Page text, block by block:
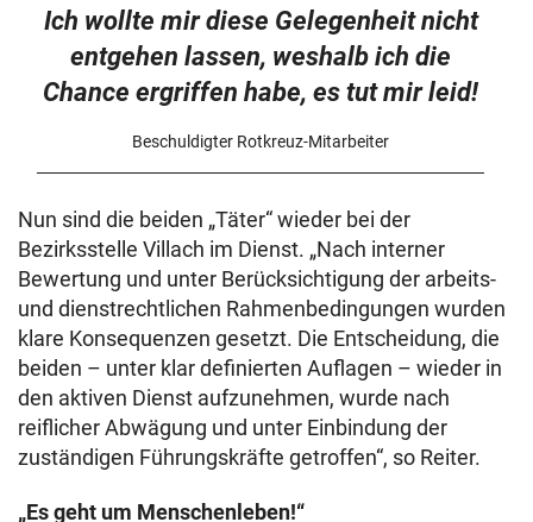
Ich wollte mir diese Gelegenheit nicht
entgehen lassen, weshalb ich die
Chance ergriffen habe, es tut mir leid!
Beschuldigter Rotkreuz-Mitarbeiter
Nun sind die beiden „Täter“ wieder bei der
Bezirksstelle Villach im Dienst. „Nach interner
Bewertung und unter Berücksichtigung der arbeits-
und dienstrechtlichen Rahmenbedingungen wurden
klare Konsequenzen gesetzt. Die Entscheidung, die
beiden – unter klar definierten Auflagen – wieder in
den aktiven Dienst aufzunehmen, wurde nach
reiflicher Abwägung und unter Einbindung der
zuständigen Führungskräfte getroffen“, so Reiter.
„Es geht um Menschenleben!“